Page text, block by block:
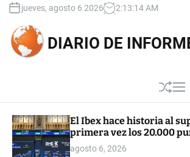
jueves, agosto 6 2026 2:13:14AM
DIARIO DE
S
h
ff
l
M
e
u t
c
El Ibex hace historia al
primera vez los 20.000
agosto 6, 2026